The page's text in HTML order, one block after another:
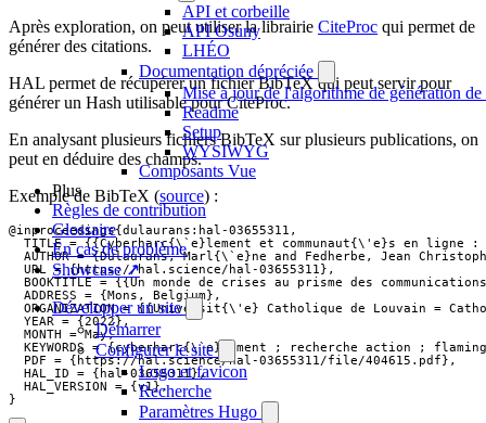
API et corbeille
API Osuny
LHÉO
Documentation dépréciée
Mise à jour de l'algorithme de génération de
Readme
Setup
WYSIWYG
Composants Vue
Plus
Règles de contribution
Glossaire
En cas de problème
Showcase ↗
Développer un site
Démarrer
Configurer le site
Logo et favicon
Recherche
Paramètres Hugo
Après exploration, on peut utiliser la librairie CiteProc qui permet de
générer des citations.
HAL permet de récupérer un fichier BibTeX qui peut servir pour
générer un Hash utilisable pour CiteProc.
En analysant plusieurs fichiers BibTeX sur plusieurs publications, on
peut en déduire des champs.
Exemple de BibTeX (source) :
@inproceedings{dulaurans:hal-03655311,
TITLE = {{Cyberharc{\`e}lement et communaut{\'e}s en ligne
AUTHOR = {Dulaurans, Marl{\`e}ne and Fedherbe, Jean
  URL = {https://hal.science/hal-03655311},
BOOKTITLE = {{Un monde de crises au prisme des
  ADDRESS = {Mons, Belgium},
ORGANIZATION = {{Universit{\'e} Catholique de Louvain =
  YEAR = {2022},
  MONTH = May,
KEYWORDS = {cyberharc{\`e}lement ; recherche action ;
  PDF = {https://hal.science/hal-03655311/file/404615.pdf},
  HAL_ID = {hal-03655311},
  HAL_VERSION = {v1},
}